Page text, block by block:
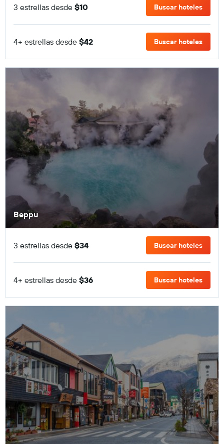
3 estrellas desde $10 Buscar hoteles
4+ estrellas desde $42 Buscar hoteles
Beppu
3 estrellas desde $34 Buscar hoteles
4+ estrellas desde $36 Buscar hoteles